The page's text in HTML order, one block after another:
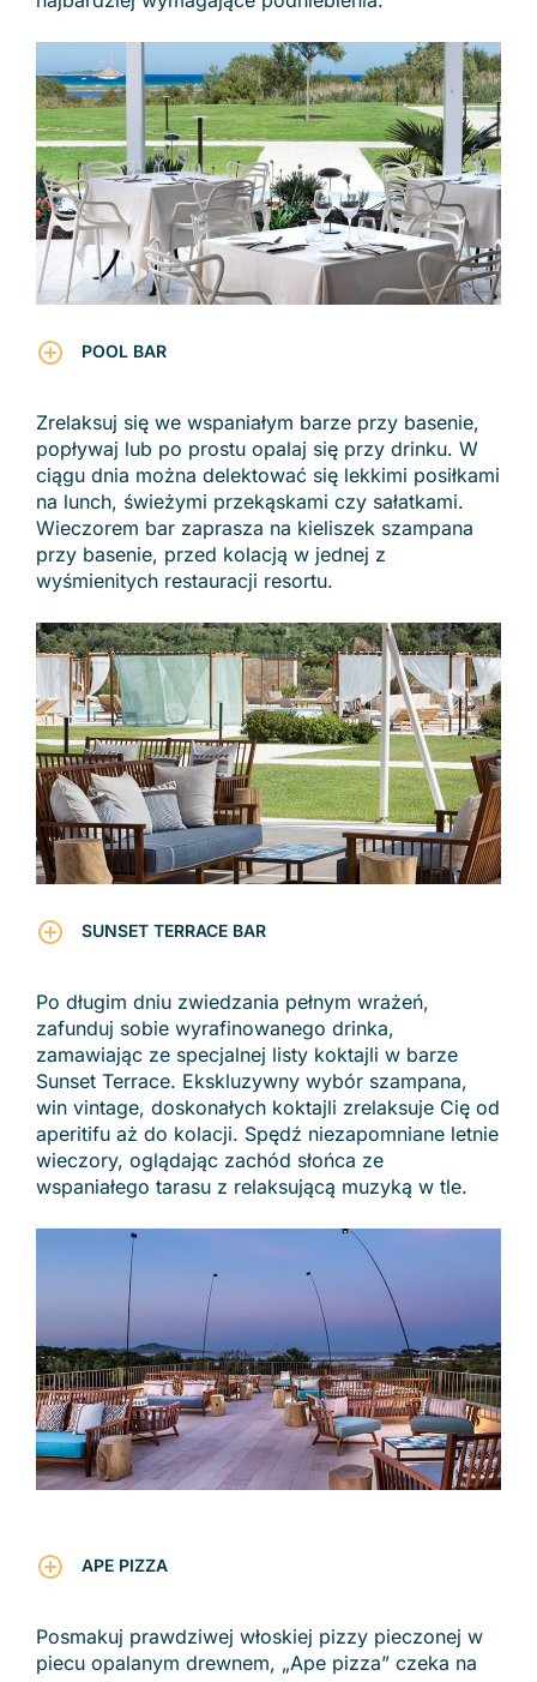
POOL BAR
Zrelaksuj się we wspaniałym barze przy basenie,
popływaj lub po prostu opalaj się przy drinku. W
ciągu dnia można delektować się lekkimi posiłkami
na lunch, świeżymi przekąskami czy sałatkami.
Wieczorem bar zaprasza na kieliszek szampana
przy basenie, przed kolacją w jednej z
wyśmienitych restauracji resortu.
SUNSET TERRACE BAR
Po długim dniu zwiedzania pełnym wrażeń,
zafunduj sobie wyrafinowanego drinka,
zamawiając ze specjalnej listy koktajli w barze
Sunset Terrace. Ekskluzywny wybór szampana,
win vintage, doskonałych koktajli zrelaksuje Cię od
aperitifu aż do kolacji. Spędź niezapomniane letnie
wieczory, oglądając zachód słońca ze
wspaniałego tarasu z relaksującą muzyką w tle.
APE PIZZA
Posmakuj prawdziwej włoskiej pizzy pieczonej w
piecu opalanym drewnem, „Ape pizza” czeka na